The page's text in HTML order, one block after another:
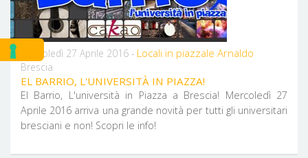
Mercoledì 27 Aprile 2016 - Locali in piazzale Arnaldo
Brescia
EL BARRIO, L'UNIVERSITÀ IN PIAZZA!
El Barrio, L'università in Piazza a Brescia! Mercoledì 27
Aprile 2016 arriva una grande novità per tutti gli universitari
bresciani e non! Scopri le info!